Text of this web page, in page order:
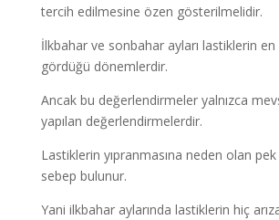
tercih edilmesine özen gösterilmelidir.
İlkbahar ve sonbahar ayları lastiklerin
gördüğü dönemlerdir.
Ancak bu değerlendirmeler yalnızca
yapılan değerlendirmelerdir.
Lastiklerin yıpranmasına neden olan pek
sebep bulunur.
Yani ilkbahar aylarında lastiklerin hiç